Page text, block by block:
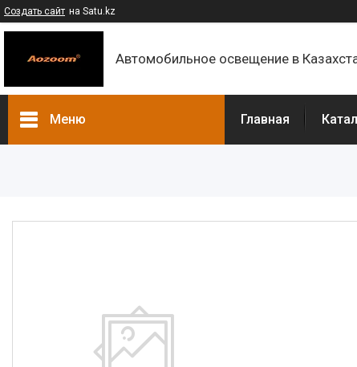
Создать сайт на Satu.kz
Автомобильное освещение в
Меню Главная